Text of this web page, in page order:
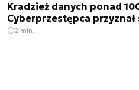
Kradzież danych ponad
Cyberprzestępca
2 min.